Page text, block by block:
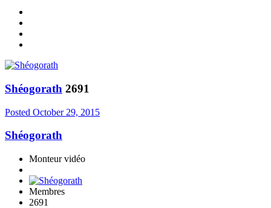
Shéogorath 2691
Posted October 29, 2015
Shéogorath
Monteur vidéo
Membres
2691